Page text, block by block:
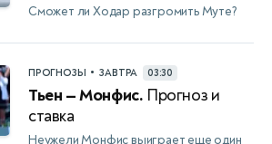
Сможет ли Ходар разгромить Муте?
ПРОГНОЗЫ • ЗАВТРА 03:30
Тьен — Монфис. Прогноз и
ставка
Неужели Монфис выиграет еще один